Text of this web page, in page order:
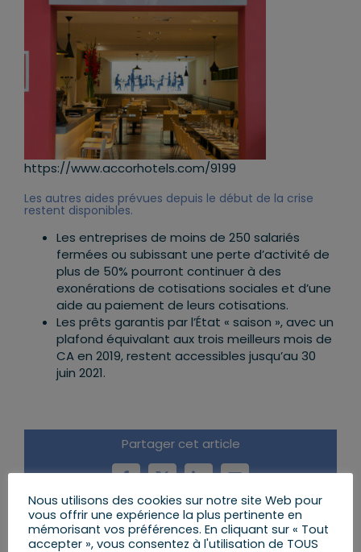
https://www.accorhotels.com/9199
Les autres aides prévues depuis le début de la crise
restent disponibles.
Les entreprises de moins de 250 salariés
fermées ou subissant une perte d’activité de
plus de 50% pourront continuer à des
exonérations de cotisations sociales et d’une
aide au paiement de leurs cotisations.
Les prêts garantis par l’État « saison », avec un
plafond équivalant aux trois meilleurs mois de
CA en 2019, restent accessibles jusqu’au 30
juin 2021.
Partager cet article
Nous utilisons des cookies sur notre site Web pour
vous offrir une expérience la plus pertinente en
mémorisant vos préférences. En cliquant sur « Tout
accepter », vous consentez à l'utilisation de TOUS